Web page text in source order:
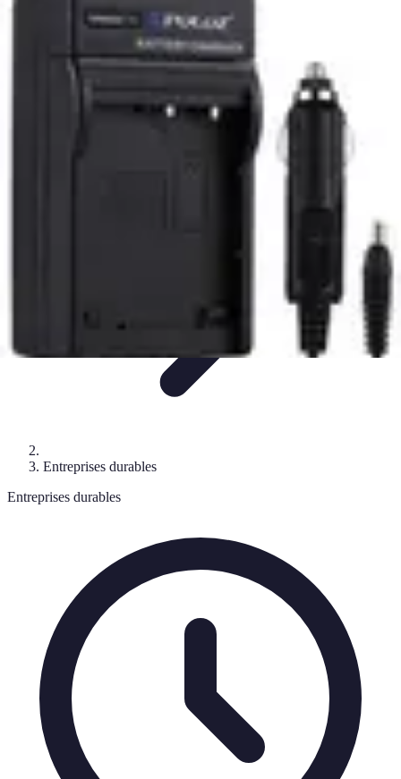
Avenir Écologique
Entreprises et ÉcologieUrbanisme Durable
Jardinage DurableEngagement citoyen
Entreprises durables
Entreprises durables